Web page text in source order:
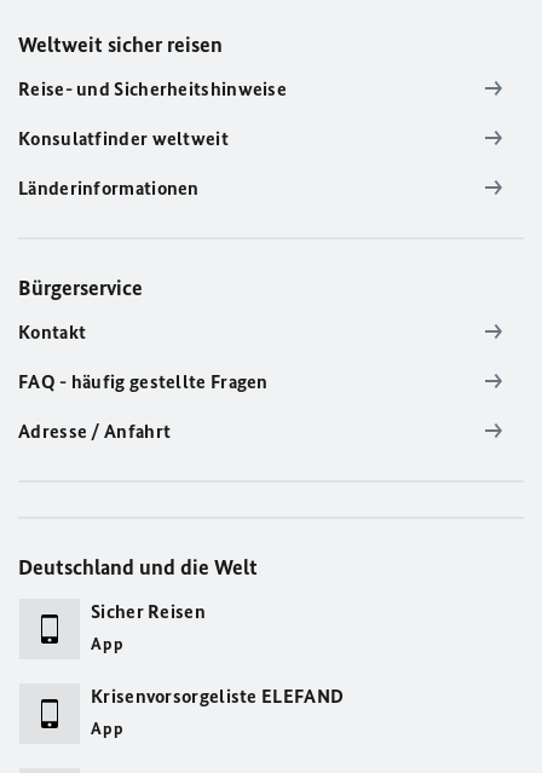
Weltweit sicher reisen
Reise- und Sicherheitshinweise
Konsulatfinder weltweit
Länderinformationen
Bürgerservice
Kontakt
FAQ - häufig gestellte Fragen
Adresse / Anfahrt
Deutschland und die Welt
Sicher Reisen
App
Krisenvorsorgeliste ELEFAND
App